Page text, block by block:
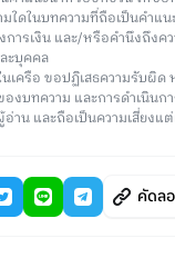
มใดในบทความที่ถือเป็นคำแ
ารเงิน และ/หรือคำนึงถึงค
ะบุคคล
นเครือ ขอปฏิเสธความรับผิ
งบทความ และการดำเนินก
าน และถือเป็นความเสี่ยงแ
คัดล